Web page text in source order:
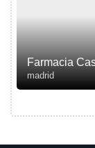
Farmacia
madrid